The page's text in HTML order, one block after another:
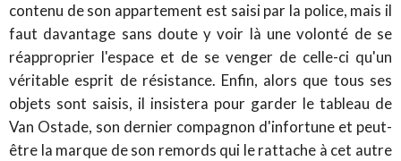
contenu de son appartement est saisi par la police, mais il
faut davantage sans doute y voir là une volonté de se
réapproprier l'espace et de se venger de celle-ci qu'un
véritable esprit de résistance. Enfin, alors que tous ses
objets sont saisis, il insistera pour garder le tableau de
Van Ostade, son dernier compagnon d'infortune et peut-
être la marque de son remords qui le rattache à cet autre